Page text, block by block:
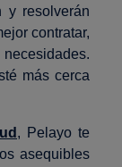
y resolverán
contratar,
más cerca
, Pelayo te
asequibles